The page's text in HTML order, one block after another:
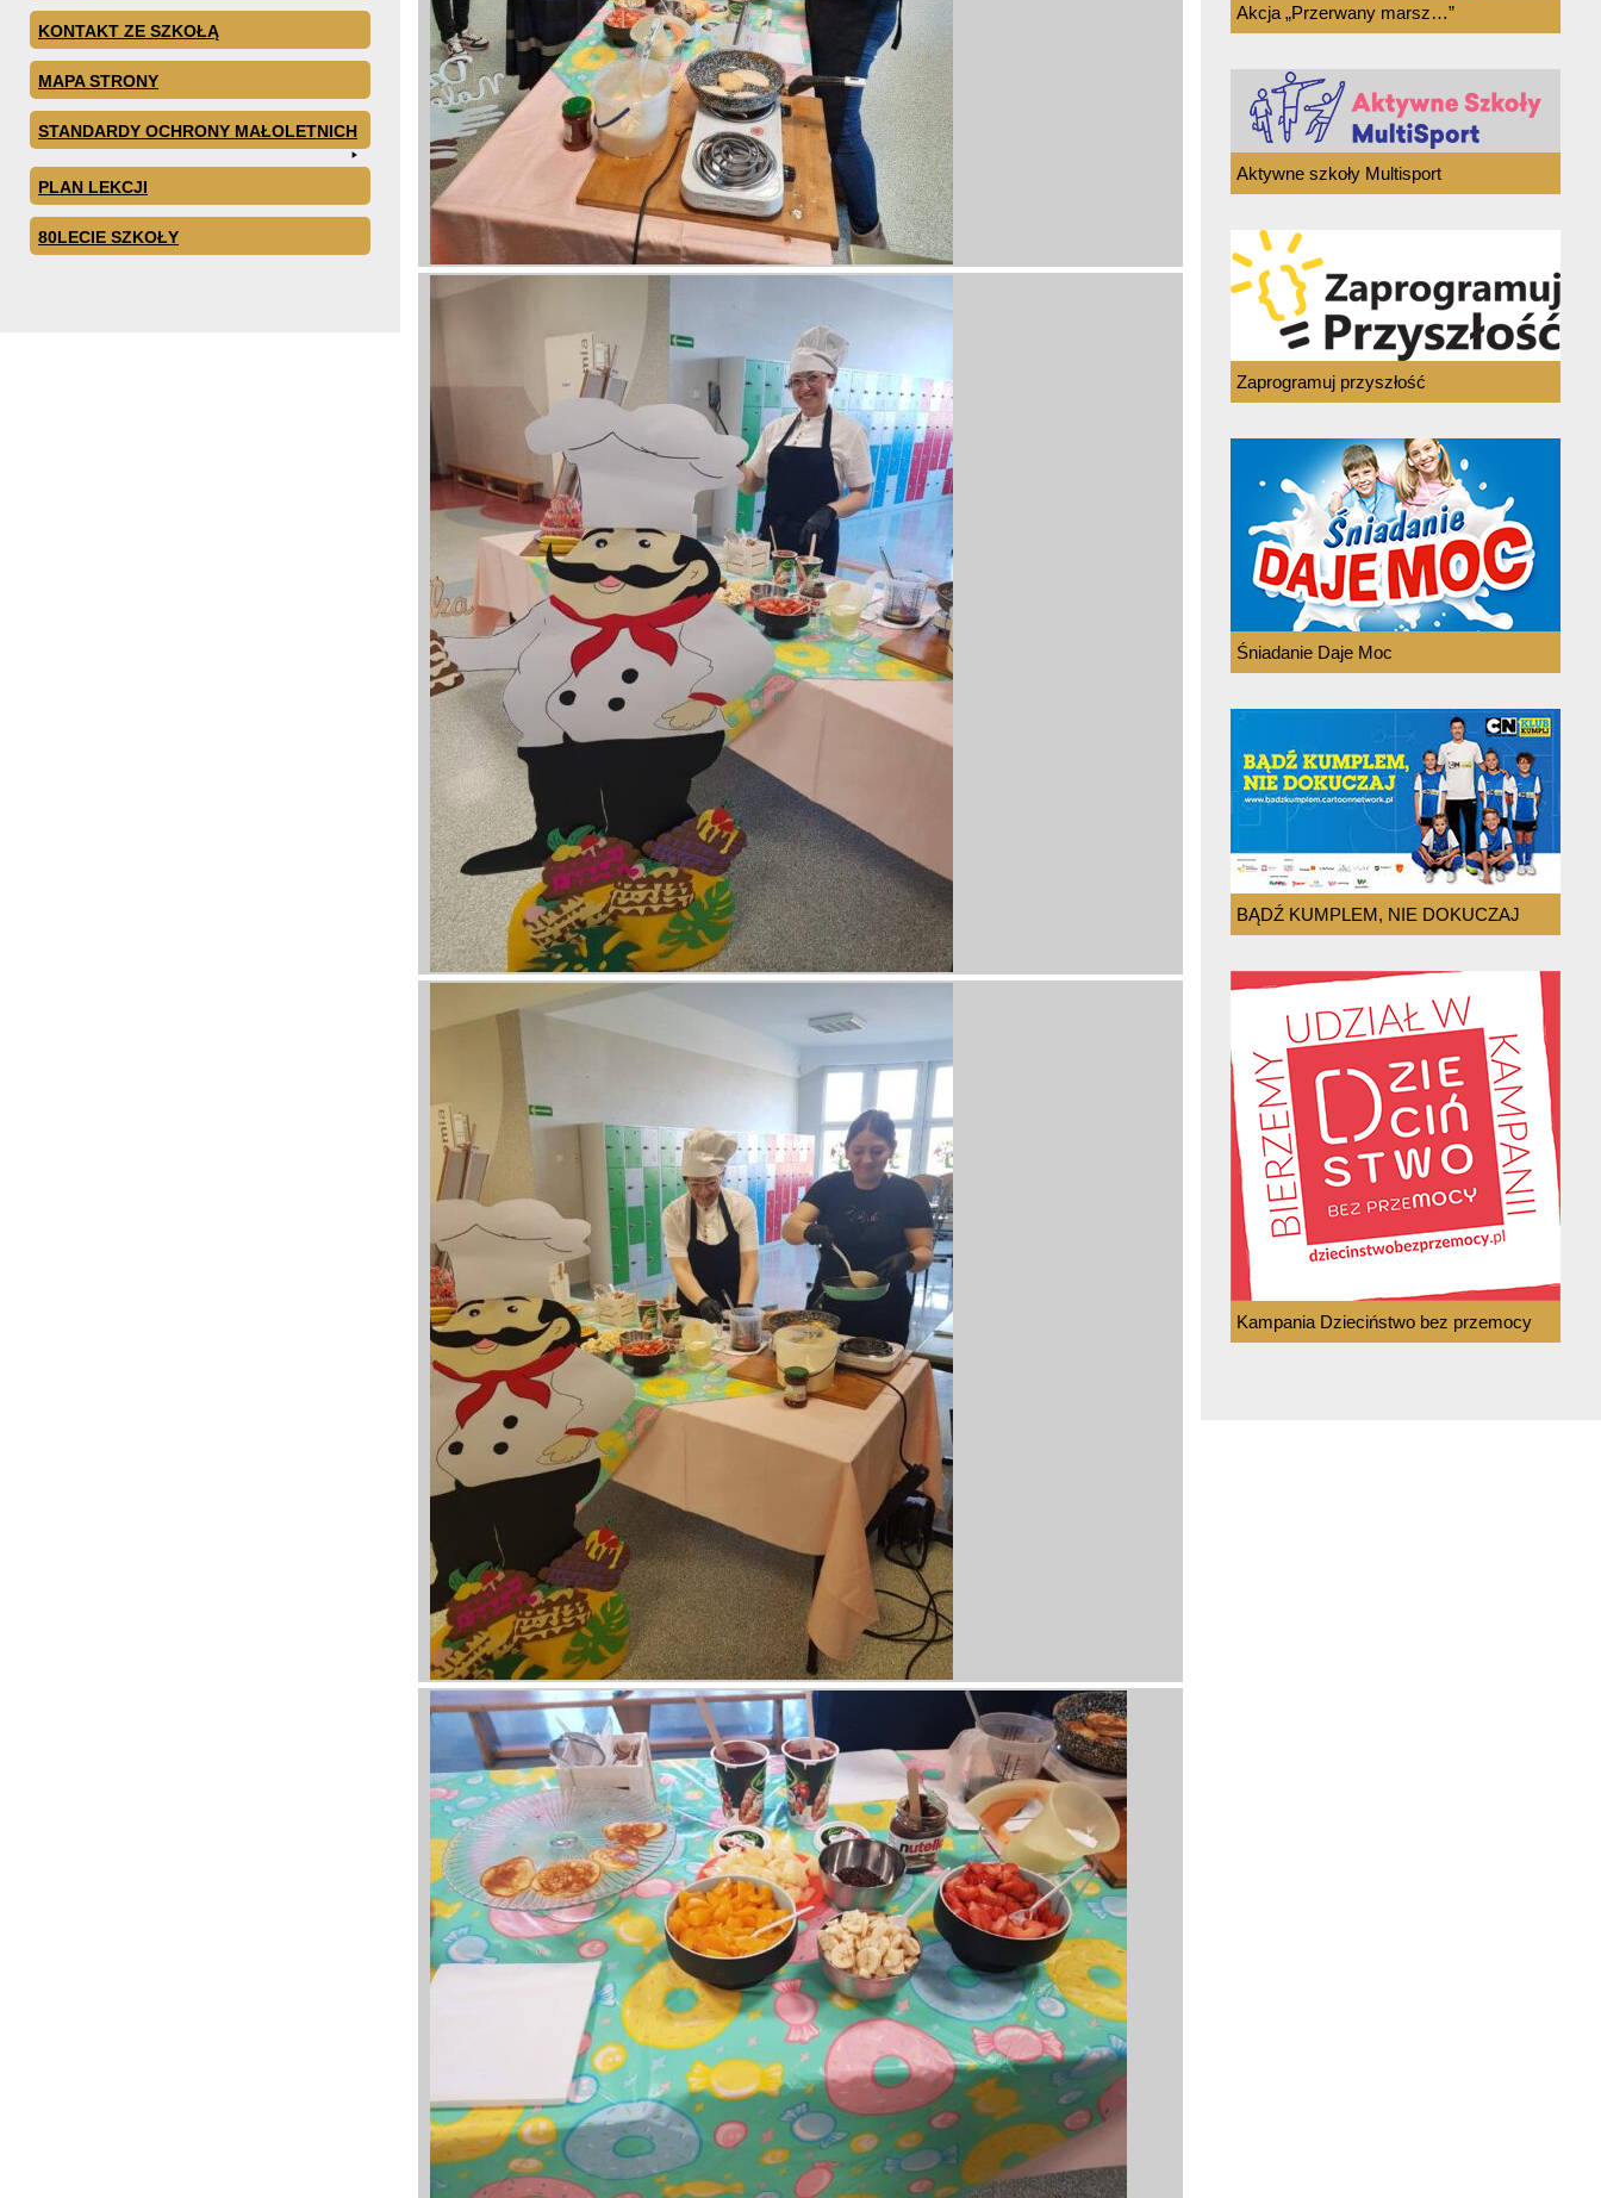
KONTAKT ZE SZKOŁĄ
MAPA STRONY
STANDARDY OCHRONY MAŁOLETNICH
PLAN LEKCJI
80LECIE SZKOŁY
Akcja „Przerwany marsz…”
Aktywne szkoły Multisport
Zaprogramuj przyszłość
Śniadanie Daje Moc
BĄDŹ KUMPLEM, NIE DOKUCZAJ
Kampania Dzieciństwo bez przemocy